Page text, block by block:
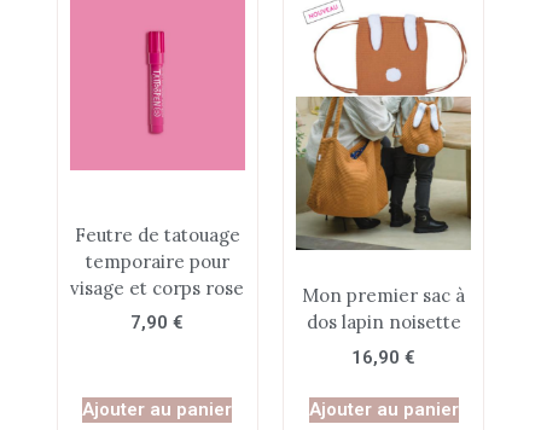
Feutre de tatouage
temporaire pour
visage et corps rose
7,90€
Ajouter au panier
Mon premier sac à
dos lapin noisette
16,90€
Ajouter au panier